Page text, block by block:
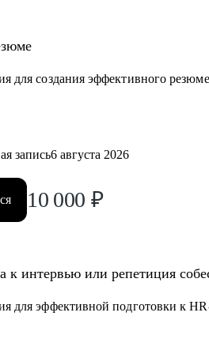
для создания эффективного
запись6 августа 2026
10 000 ₽
к интервью или репетиция
для эффективной подготовки к